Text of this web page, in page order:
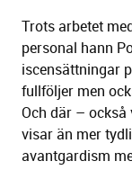
Trots arbetet
personal hann
iscensättningar
fullföljer men
Och där –
visar än mer
avantgardism